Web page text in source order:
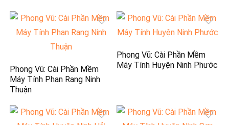
Phong Vũ: Cài Phần Mềm
Máy Tính Phan Rang Ninh
Thuận
Phong Vũ: Cài Phần Mềm
Máy Tính Huyện Ninh Phước